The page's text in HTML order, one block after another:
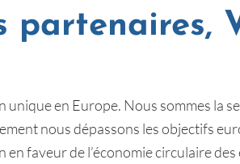
partenaires,
unique en Europe. Nous sommes la
nous dépassons les objectifs
en faveur de l’économie circulaire